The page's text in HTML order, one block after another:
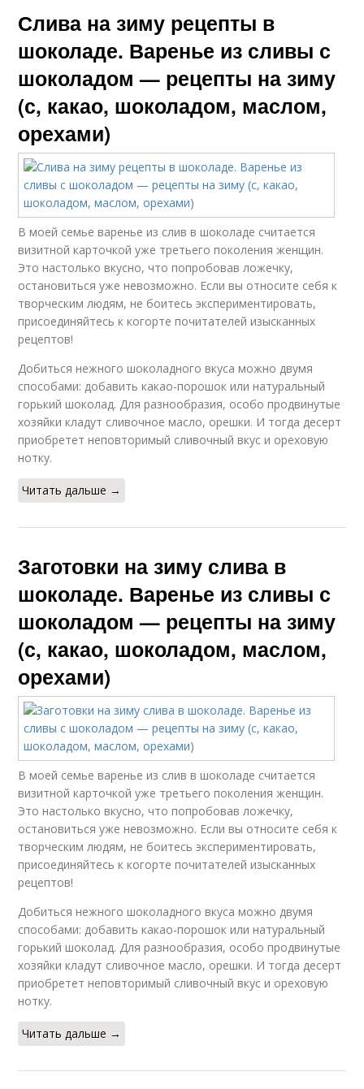
Слива на зиму рецепты в
шоколаде. Варенье из сливы с
шоколадом — рецепты на зиму
(с, какао, шоколадом, маслом,
орехами)
В моей семье варенье из слив в шоколаде считается
визитной карточкой уже третьего поколения женщин.
Это настолько вкусно, что попробовав ложечку,
остановиться уже невозможно. Если вы относите себя к
творческим людям, не боитесь экспериментировать,
присоединяйтесь к когорте почитателей изысканных
рецептов!
Добиться нежного шоколадного вкуса можно двумя
способами: добавить какао-порошок или натуральный
горький шоколад. Для разнообразия, особо продвинутые
хозяйки кладут сливочное масло, орешки. И тогда десерт
приобретет неповторимый сливочный вкус и ореховую
нотку.
Читать дальше →
Заготовки на зиму слива в
шоколаде. Варенье из сливы с
шоколадом — рецепты на зиму
(с, какао, шоколадом, маслом,
орехами)
В моей семье варенье из слив в шоколаде считается
визитной карточкой уже третьего поколения женщин.
Это настолько вкусно, что попробовав ложечку,
остановиться уже невозможно. Если вы относите себя к
творческим людям, не боитесь экспериментировать,
присоединяйтесь к когорте почитателей изысканных
рецептов!
Добиться нежного шоколадного вкуса можно двумя
способами: добавить какао-порошок или натуральный
горький шоколад. Для разнообразия, особо продвинутые
хозяйки кладут сливочное масло, орешки. И тогда десерт
приобретет неповторимый сливочный вкус и ореховую
нотку.
Читать дальше →